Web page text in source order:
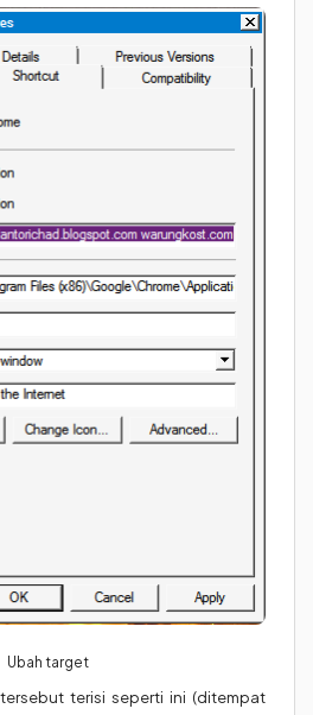
Ubah target
terisi seperti ini (ditempat